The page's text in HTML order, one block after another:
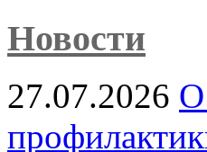
Новости
27.07.2026 О